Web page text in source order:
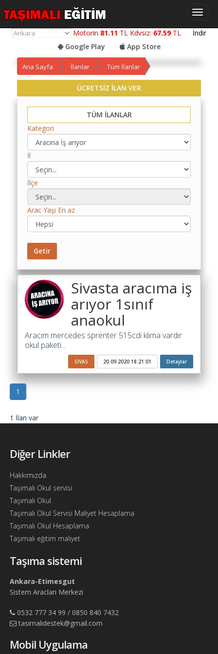
Motorin 81.11 TL Kdvsiz: 67.59TL İndir
Google Play
App Store
Maliyet
Yemek
Hesaplama
Kredili
Maliyet
Hesaplama
Maliyet
Hesaplama
Şartname
Karşılaştırma
Robotu
Masaüstü
Maliyet
Programı
Değer
Hesaplama
Akaryakıt
Fiyatları
İhale
Ara
Söför
Arayanlar
Arac
arayanlar
Soför
olup
iş
arayanlar
Aracına
arayanlar
Yol
Bul
Ana Sayfa İlanlar Tüm İlanlar
ÜCRETSİZ İLAN VER
TÜM İLANLAR
Kategori
İl
İlçe
Arac Yaşı En az
Getir
Sivasta aracıma iş
arıyor 1sınıf
anaokul
Aracım mercedes sprenter 515cdi klıma vardır
okul paketi...
SIVAS 20.09.2020 18:21:01 Detaylar
1
1 İlan var
Diğer Linkler
Hakkımızda
Taşımalı Okul servisi
Taşımalı Okul
Taşımalı Okul Servisi Maliyet Hesaplama
Taşımalı Okul Hesaplama
Taşımalı eğitim maliyet
Taşıma sistemi
Ankara-Etimesgut
Sistem Aracları Merkezi
0532 777 34 99 / 0850 840 7432
tasimalidestek@gmail.com
Mobil Uygulama